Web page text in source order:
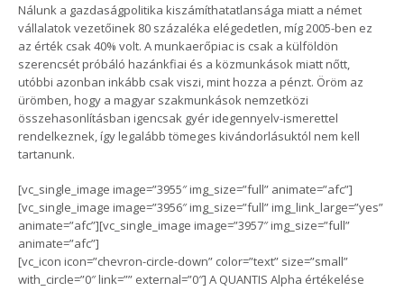
Nálunk a gazdaságpolitika kiszámíthatatlansága miatt a német
vállalatok vezetőinek 80 százaléka elégedetlen, míg 2005-ben ez
az érték csak 40% volt. A munkaerőpiac is csak a külföldön
szerencsét próbáló hazánkfiai és a közmunkások miatt nőtt,
utóbbi azonban inkább csak viszi, mint hozza a pénzt. Öröm az
ürömben, hogy a magyar szakmunkások nemzetközi
összehasonlításban igencsak gyér idegennyelv-ismerettel
rendelkeznek, így legalább tömeges kivándorlásuktól nem kell
tartanunk.
[vc_single_image image=”3955″ img_size=”full” animate=”afc”]
[vc_single_image image=”3956″ img_size=”full” img_link_large=”yes”
animate=”afc”][vc_single_image image=”3957″ img_size=”full”
animate=”afc”]
[vc_icon icon=”chevron-circle-down” color=”text” size=”small”
with_circle=”0″ link=”” external=”0″] A QUANTIS Alpha értékelése